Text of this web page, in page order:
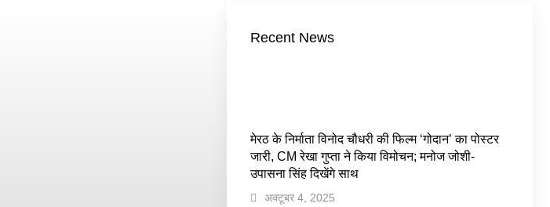
Recent News
मेरठ के निर्माता विनोद चौधरी की फिल्म ‘गोदान’ का पोस्टर
जारी, CM रेखा गुप्ता ने किया विमोचन; मनोज जोशी-
उपासना सिंह दिखेंगे साथ
अक्टूबर 4, 2025